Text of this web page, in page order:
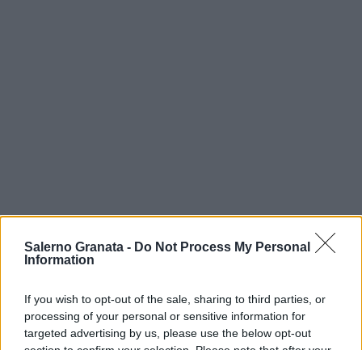
Salerno Granata - Do Not Process My Personal
Information
If you wish to opt-out of the sale, sharing to third parties, or
processing of your personal or sensitive information for
targeted advertising by us, please use the below opt-out